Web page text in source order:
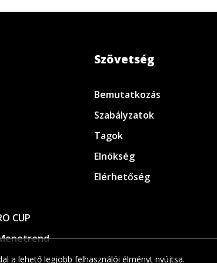
CUP
Menetrend
Szövetség
Bemutatkozás
Szabályzatok
Tagok
Elnökség
Elérhetőség
a lehető legjobb felhasználói élményt nyújtsa.